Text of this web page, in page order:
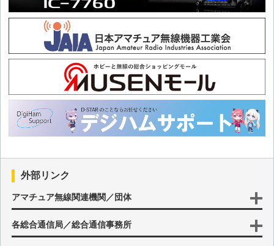
第45回 クリスタルフィルタチェッカ その2
第44回 クリスタルフィルタチェッカ その1
第43回 基板で作るクリスタルフィルタ
第42回 基板で作るアッテネータ その2
第41回 疑似音声用アンプ＆スピーカ
第40回 50MHz用ミニリニア(その1 2SC1970)
第39回 基板で作るアッテネータ その1
外部リンク
アマチュア無線関連機関／団体
各総合通信局／総合通信事務所